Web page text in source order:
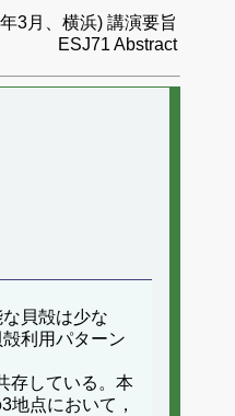
3月、横浜) 講演要旨
ESJ71 Abstract
貝殻は少な
利用パターン
存している。本
点において，